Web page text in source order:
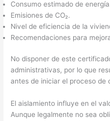
Consumo estimado de
Emisiones de CO₂.
Nivel de eficiencia de la
Recomendaciones para
No disponer de este
administrativas, por lo que
antes de iniciar el proceso de
El aislamiento influye en el
Aunque legalmente no sea